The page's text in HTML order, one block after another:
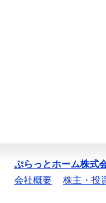
ぷらっとホーム株式
会社概要
株主・投